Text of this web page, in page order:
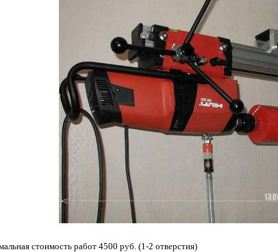
стоимость работ 4500 руб. (1-2 отверстия)